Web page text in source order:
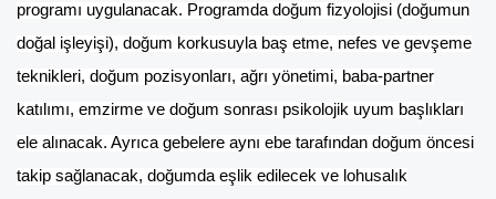
programı uygulanacak. Programda doğum fizyolojisi (doğumun
doğal işleyişi), doğum korkusuyla baş etme, nefes ve gevşeme
teknikleri, doğum pozisyonları, ağrı yönetimi, baba-partner
katılımı, emzirme ve doğum sonrası psikolojik uyum başlıkları
ele alınacak. Ayrıca gebelere aynı ebe tarafından doğum öncesi
takip sağlanacak, doğumda eşlik edilecek ve lohusalık